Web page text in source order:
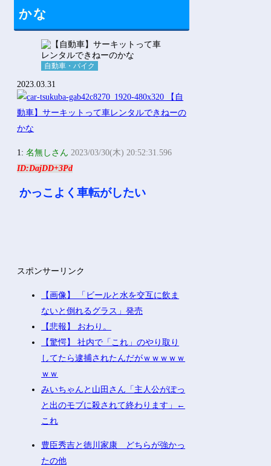
かな
自動車・バイク
2023.03.31
1:名無しさん 2023/03/30(木) 20:52:31.596
ID:DajDD+3Pd
かっこよく車転がしたい
スポンサーリンク
【画像】 「ビールと水を交互に飲ま
ないと倒れるグラス」発売
【悲報】 おわり。
【驚愕】 社内で「これ」のやり取り
してたら逮捕されたんだがｗｗｗｗｗ
ｗｗ
みいちゃんと山田さん「主人公がぽっ
と出のモブに殺されて終わります」←
これ
豊臣秀吉と徳川家康 どちらが強かっ
たの他